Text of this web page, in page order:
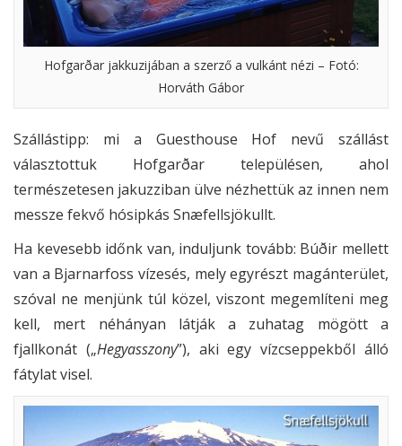
Hofgarðar jakkuzijában a szerző a vulkánt nézi – Fotó:
Horváth Gábor
Szállástipp: mi a Guesthouse Hof nevű szállást
választottuk Hofgarðar településen, ahol
természetesen jakuzziban ülve nézhettük az innen nem
messze fekvő hósipkás Snæfellsjökullt.
Ha kevesebb időnk van, induljunk tovább: Búðir mellett
van a Bjarnarfoss vízesés, mely egyrészt magánterület,
szóval ne menjünk túl közel, viszont megemlíteni meg
kell, mert néhányan látják a zuhatag mögött a
fjallkonát („Hegyasszony”), aki egy vízcseppekből álló
fátylat visel.